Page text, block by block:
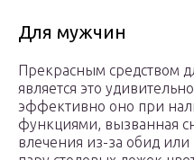
Для мужчин
Прекрасным средством
является это
эффективно оно при
функциями, вызванная
влечения из-за обид